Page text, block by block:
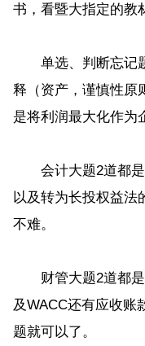
书，看暨大指定的教
单选、判断忘记题
释（资产，谨慎性原
是将利润最大化作为
会计大题2道都是
以及转为长投权益法
不难。
财管大题2道都是
及WACC还有应收账
题就可以了。